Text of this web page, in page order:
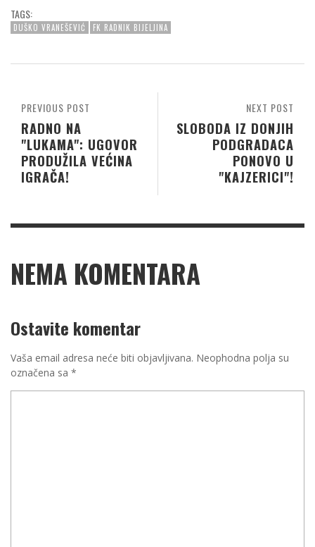
TAGS:
DUŠKO VRANEŠEVIĆ FK RADNIK BIJELJINA
NEXT POST
SLOBODA IZ DONJIH
PODGRADACA
PONOVO U
"KAJZERICI"!
PREVIOUS POST
RADNO NA
"LUKAMA": UGOVOR
PRODUŽILA VEĆINA
IGRAČA!
NEMA KOMENTARA
Ostavite komentar
Vaša email adresa neće biti objavljivana. Neophodna polja su
označena sa *